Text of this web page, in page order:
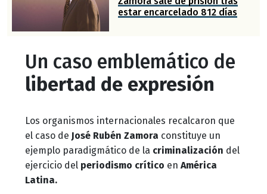
estar encarcelado 812 días
Un caso emblemático de
libertad de expresión
Los organismos internacionales recalcaron que
el caso de José Rubén Zamora constituye un
ejemplo paradigmático de la criminalización del
ejercicio del periodismo crítico en América
Latina.